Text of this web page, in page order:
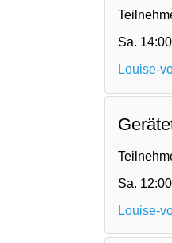
Sa.
Louise-
Sa.
Louise-